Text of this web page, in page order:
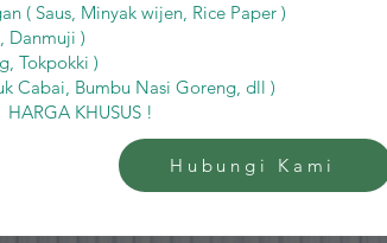
( Saus, Minyak wijen, Rice Paper )
Danmuji )
Tokpokki )
Cabai, Bumbu Nasi Goreng, dll )
KHUSUS !
Hubungi Kami